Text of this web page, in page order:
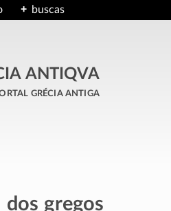
buscas
ANTIQVA
grécia antiga
dos gregos